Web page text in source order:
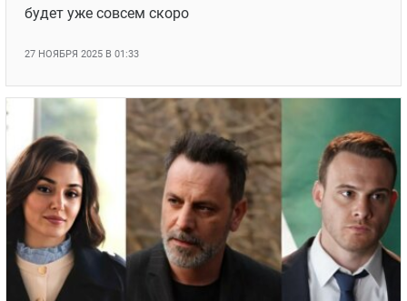
будет уже совсем скоро
27 НОЯБРЯ 2025 В 01:33